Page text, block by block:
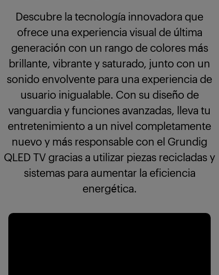
Descubre la tecnología innovadora que
ofrece una experiencia visual de última
generación con un rango de colores más
brillante, vibrante y saturado, junto con un
sonido envolvente para una experiencia de
usuario inigualable. Con su diseño de
vanguardia y funciones avanzadas, lleva tu
entretenimiento a un nivel completamente
nuevo y más responsable con el Grundig
QLED TV gracias a utilizar piezas recicladas y
sistemas para aumentar la eficiencia
energética.